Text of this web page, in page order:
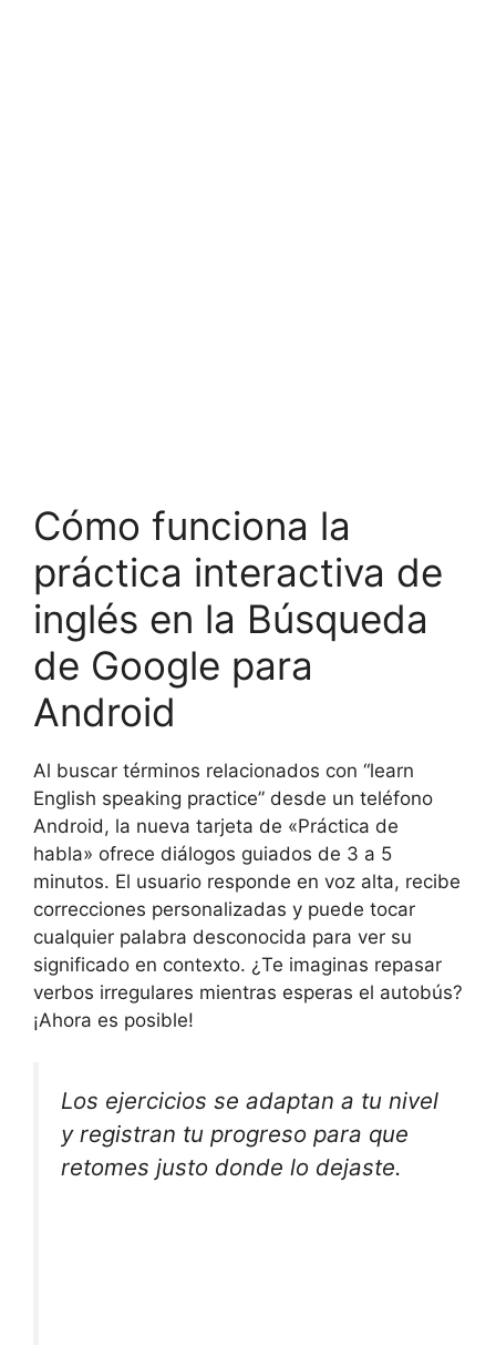
Cómo funciona la
práctica interactiva de
inglés en la Búsqueda
de Google para
Android
Al buscar términos relacionados con “learn
English speaking practice” desde un teléfono
Android, la nueva tarjeta de «Práctica de
habla» ofrece diálogos guiados de 3 a 5
minutos. El usuario responde en voz alta, recibe
correcciones personalizadas y puede tocar
cualquier palabra desconocida para ver su
significado en contexto. ¿Te imaginas repasar
verbos irregulares mientras esperas el autobús?
¡Ahora es posible!
Los ejercicios se adaptan a tu nivel
y registran tu progreso para que
retomes justo donde lo dejaste.